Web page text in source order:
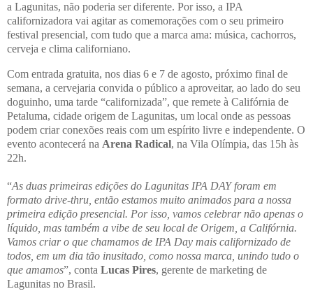
a Lagunitas, não poderia ser diferente. Por isso, a IPA
californizadora vai agitar as comemorações com o seu primeiro
festival presencial, com tudo que a marca ama: música, cachorros,
cerveja e clima californiano.
Com entrada gratuita, nos dias 6 e 7 de agosto, próximo final de
semana, a cervejaria convida o público a aproveitar, ao lado do seu
doguinho, uma tarde “californizada”, que remete à Califórnia de
Petaluma, cidade origem de Lagunitas, um local onde as pessoas
podem criar conexões reais com um espírito livre e independente. O
evento acontecerá na Arena Radical, na Vila Olímpia, das 15h às
22h.
“As duas primeiras edições do Lagunitas IPA DAY foram em
formato drive-thru, então estamos muito animados para a nossa
primeira edição presencial. Por isso, vamos celebrar não apenas o
líquido, mas também a vibe de seu local de Origem, a Califórnia.
Vamos criar o que chamamos de IPA Day mais californizado de
todos, em um dia tão inusitado, como nossa marca, unindo tudo o
que amamos”, conta Lucas Pires, gerente de marketing de
Lagunitas no Brasil.